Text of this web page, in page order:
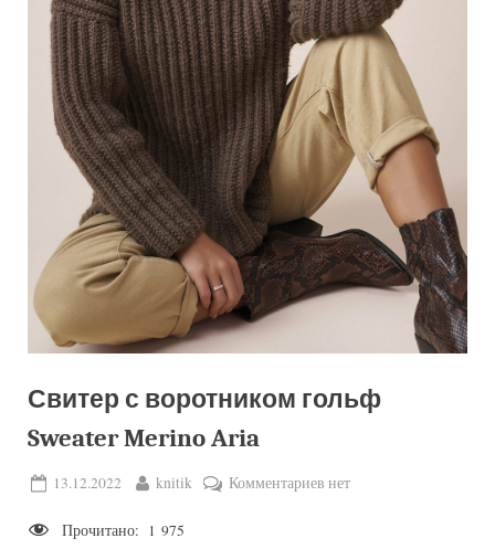
Свитер с воротником гольф
Sweater Merino Aria
Posted
13.12.2022 By
knitik Комментариевкнет
Прочитано: 1 975